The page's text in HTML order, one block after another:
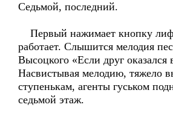
Седьмой, последний.
Первый нажимает кнопку
работает. Слышится мелодия
Высоцкого «Если друг оказался
Насвистывая мелодию, тяжело
ступенькам, агенты гуськом
седьмой этаж.